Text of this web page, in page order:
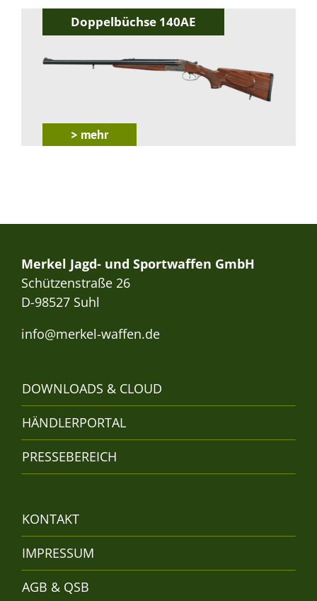
Doppelbüchse 140AE
> mehr
Merkel Jagd- und Sportwaffen GmbH
Schützenstraße 26
D-98527 Suhl
info@merkel-waffen.de
DOWNLOADS & CLOUD
HÄNDLERPORTAL
PRESSEBEREICH
KONTAKT
IMPRESSUM
AGB & QSB